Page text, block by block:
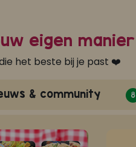
eigen manier
het beste bij je past ❤️
& community 8